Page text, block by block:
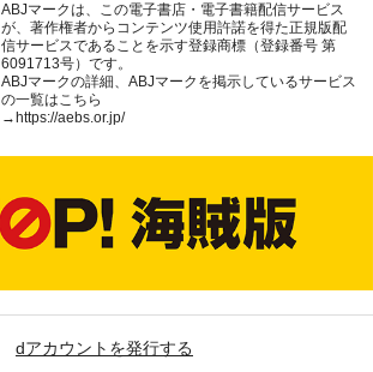
ABJマークは、この電子書店・電子書籍配信サービス
が、著作権者からコンテンツ使用許諾を得た正規版配
信サービスであることを示す登録商標（登録番号 第
6091713号）です。
ABJマークの詳細、ABJマークを掲示しているサービス
の一覧はこちら
→ https://aebs.or.jp/
dアカウントを発行する